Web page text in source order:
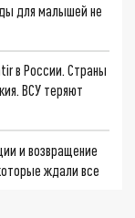
для малышей не
в России. Страны
ВСУ теряют
и возвращение
ждали все